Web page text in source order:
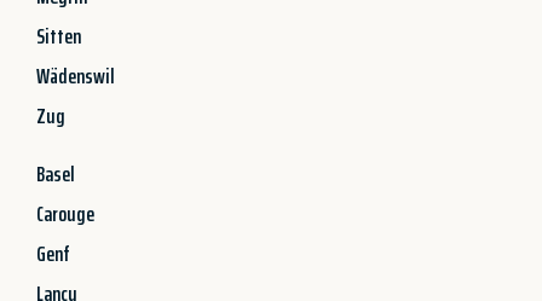
Sitten
Wädenswil
Zug
Basel
Carouge
Genf
Lancy